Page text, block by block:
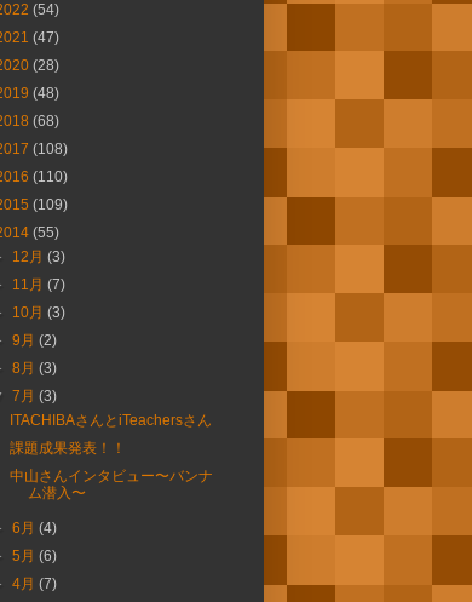
(54)
(47)
(28)
(48)
(68)
(108)
(110)
(109)
(55)
12月(3)
11月(7)
10月(3)
9月(2)
8月(3)
7月(3)
ITACHIBAさんとiTeachersさん
課題成果発表！！
中山さんインタビュー〜バンナ
ム潜入〜
6月(4)
5月(6)
4月(7)